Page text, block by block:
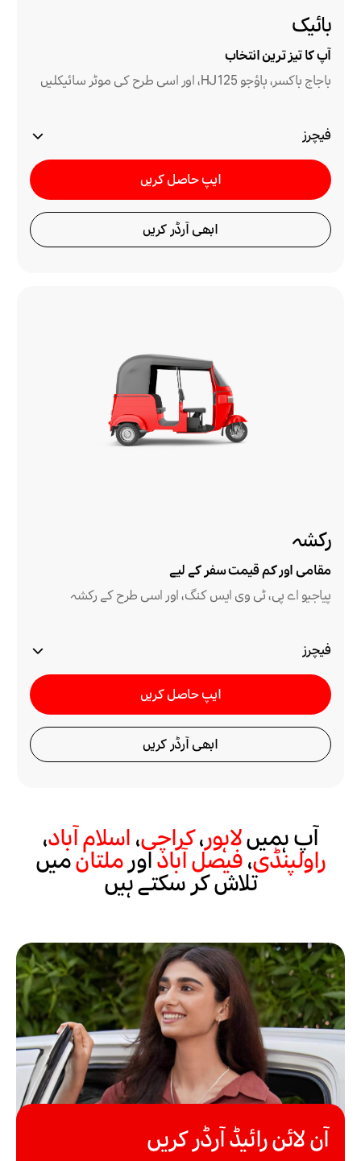
بائیک
آپ کا تیز ترین انتخاب
باجاج باکسر، ہاؤجو HJ125، اور اسی طرح کی موٹر سائیکلیں
فیچرز
ایپ حاصل کریں
ابھی آرڈر کریں
رکشہ
مقامی اور کم قیمت سفر کے لیے
پیاجیو اے پی، ٹی وی ایس کنگ، اور اسی طرح کے رکشہ
فیچرز
ایپ حاصل کریں
ابھی آرڈر کریں
آپ ہمیںلاہور،کراچی، اسلام آباد،
راولپنڈی، فیصل آباد اور ملتانمیں
تلاش کر سکتے ہیں
آن لائن رائیڈ آرڈر کریں